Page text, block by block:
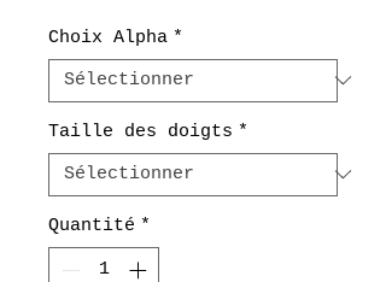
Choix Alpha *
Taille des doigts *
Quantité *